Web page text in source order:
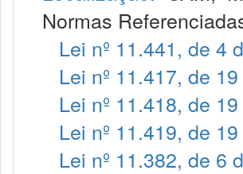
Normas
Lei nº 11.441, de 4
Lei nº 11.417, de
Lei nº 11.418, de
Lei nº 11.419, de
Lei nº 11.382, de 6